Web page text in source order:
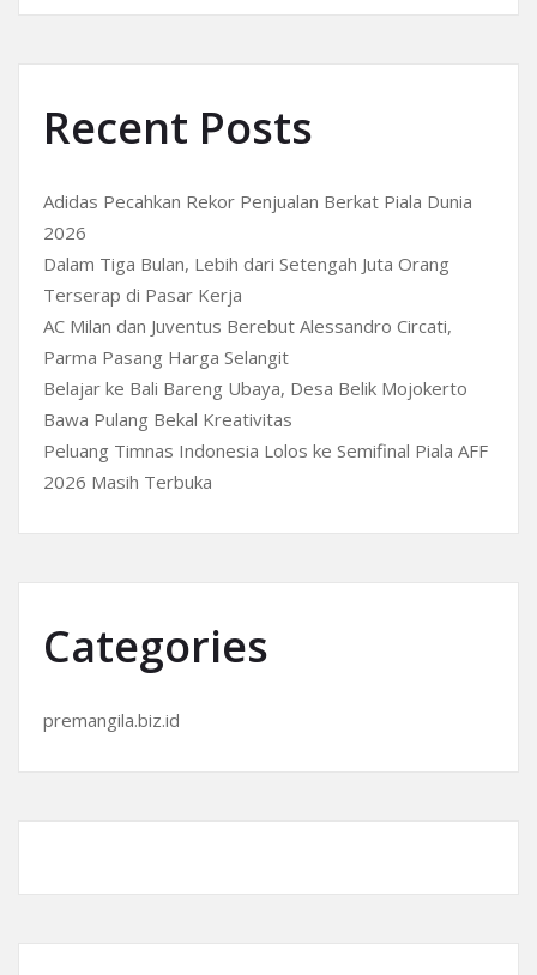
Recent Posts
Adidas Pecahkan Rekor Penjualan Berkat Piala Dunia
2026
Dalam Tiga Bulan, Lebih dari Setengah Juta Orang
Terserap di Pasar Kerja
AC Milan dan Juventus Berebut Alessandro Circati,
Parma Pasang Harga Selangit
Belajar ke Bali Bareng Ubaya, Desa Belik Mojokerto
Bawa Pulang Bekal Kreativitas
Peluang Timnas Indonesia Lolos ke Semifinal Piala AFF
2026 Masih Terbuka
Categories
premangila.biz.id